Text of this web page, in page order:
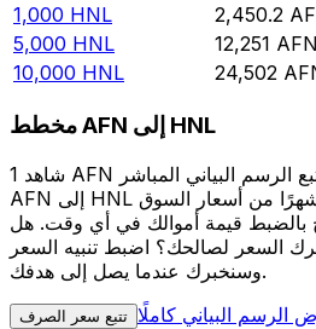
1,000 HNL 2,450.2
5,000 HNL 12,251 AFN
10,000 HNL 24,502
مخطط AFN إلى HNL
شاهد 1 AFN الخاص بك أثناء الحركة. يتتبع الرسم البياني المباشر
AFN إلى HNL الخاص بنا على مدار 12 شهرًا من أسعار السوق
بالضبط قيمة أموالك في أي وقت. هل
السعر لصالحك؟ اضبط تنبيه السعر
وسنخبرك عندما يصل إلى هدفك.
تتبع سعر الصرف الرسم البياني كاملًا